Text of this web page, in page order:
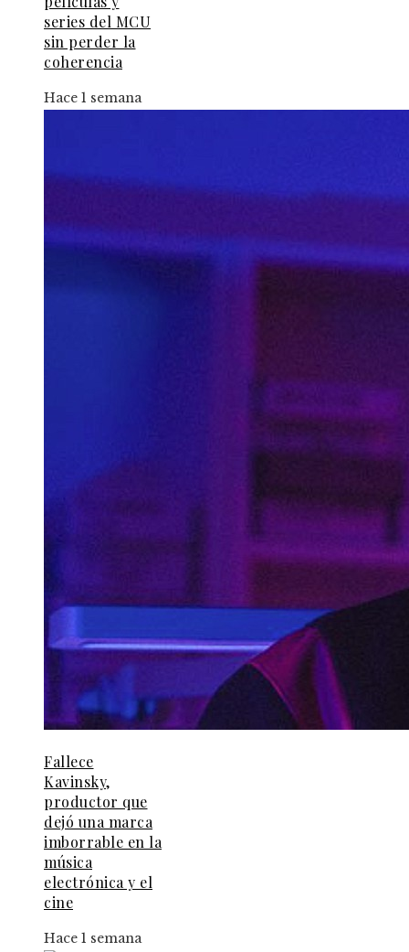
series del MCU
sin perder la
coherencia
Hace 1 semana
Fallece
Kavinsky,
productor que
dejó una marca
imborrable en la
música
electrónica y el
cine
Hace 1 semana